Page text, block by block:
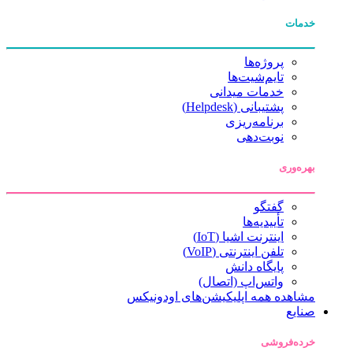
خدمات
پروژه‌ها
تایم‌شیت‌ها
خدمات میدانی
پشتیبانی (Helpdesk)
برنامه‌ریزی
نوبت‌دهی
بهره‌وری
گفتگو
تأییدیه‌ها
اینترنت اشیا (IoT)
تلفن اینترنتی (VoIP)
پایگاه دانش
واتس‌اپ (اتصال)
مشاهده همه اپلیکیشن‌های اودونیکس
صنایع
خرده‌فروشی